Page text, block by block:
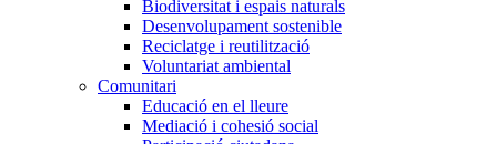
Biodiversitat i espais naturals
Desenvolupament sostenible
Reciclatge i reutilització
Voluntariat ambiental
Comunitari
Educació en el lleure
Mediació i cohesió social